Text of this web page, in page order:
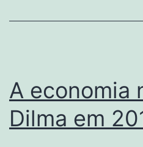
A economia
Dilma em